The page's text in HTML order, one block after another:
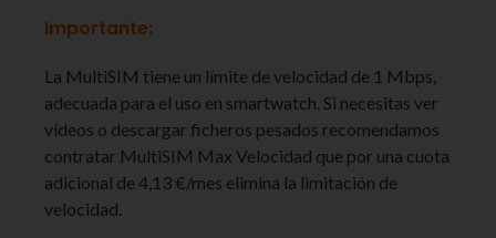
Importante:
La MultiSIM tiene un límite de velocidad de 1 Mbps,
adecuada para el uso en smartwatch. Si necesitas ver
vídeos o descargar ficheros pesados recomendamos
contratar MultiSIM Max Velocidad que por una cuota
adicional de 4,13 €/mes elimina la limitación de
velocidad.